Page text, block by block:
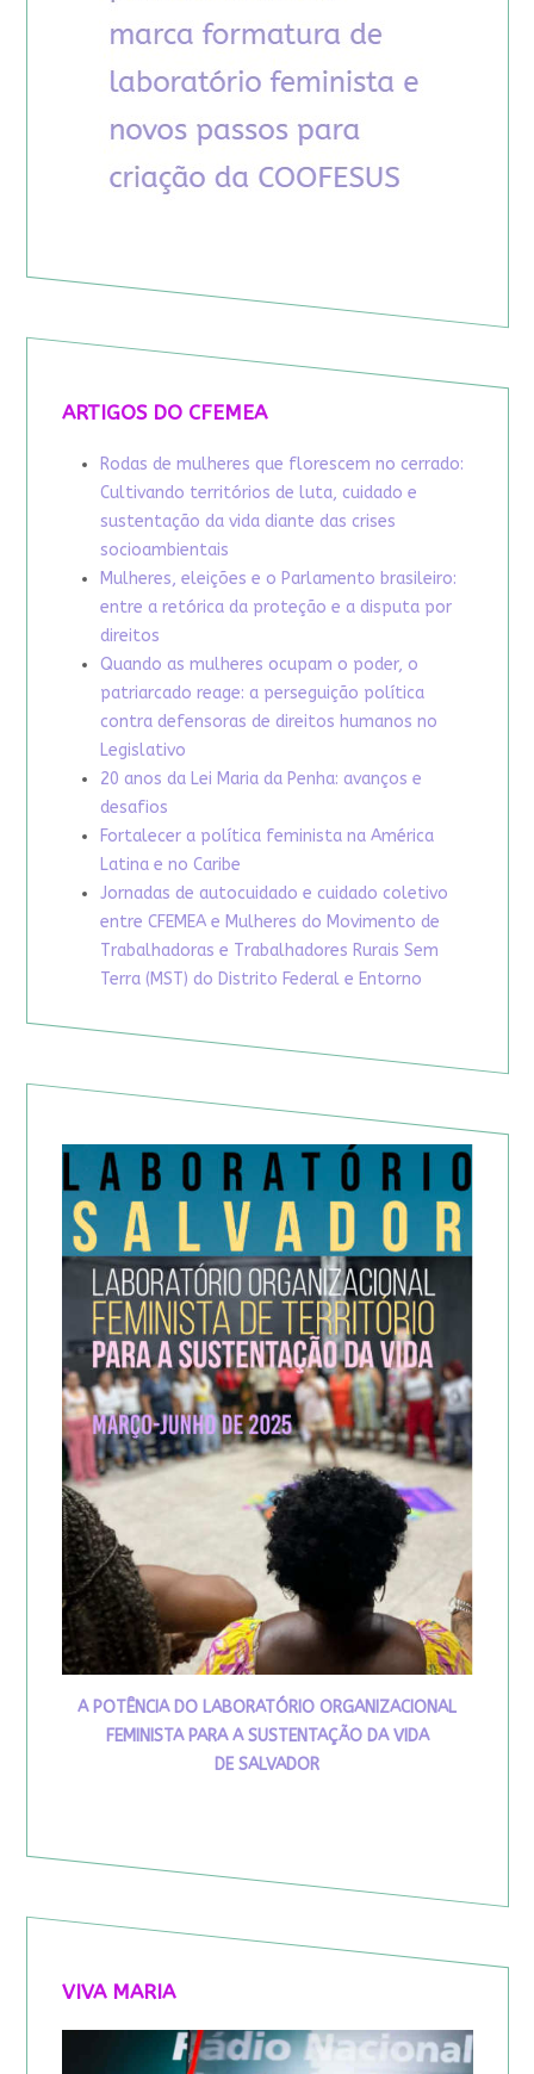
ARTIGOS DO CFEMEA
Rodas de mulheres que florescem no cerrado:
Cultivando territórios de luta, cuidado e
sustentação da vida diante das crises
socioambientais
Mulheres, eleições e o Parlamento brasileiro:
entre a retórica da proteção e a disputa por
direitos
Quando as mulheres ocupam o poder, o
patriarcado reage: a perseguição política
contra defensoras de direitos humanos no
Legislativo
20 anos da Lei Maria da Penha: avanços e
desafios
Fortalecer a política feminista na América
Latina e no Caribe
Jornadas de autocuidado e cuidado coletivo
entre CFEMEA e Mulheres do Movimento de
Trabalhadoras e Trabalhadores Rurais Sem
Terra (MST) do Distrito Federal e Entorno
A POTÊNCIA DO LABORATÓRIO ORGANIZACIONAL
FEMINISTA PARA A SUSTENTAÇÃO DA VIDA
DE SALVADOR
VIVA MARIA